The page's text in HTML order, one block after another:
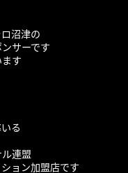
沼津の
サーです
す
る
連盟
ョン加盟店です